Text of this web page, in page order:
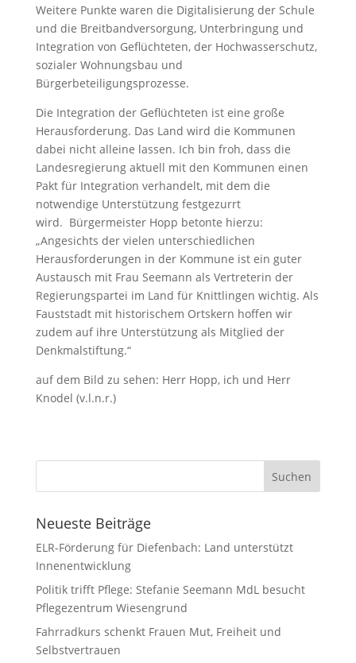
Weitere Punkte waren die Digitalisierung der Schule
und die Breitbandversorgung, Unterbringung und
Integration von Geflüchteten, der Hochwasserschutz,
sozialer Wohnungsbau und
Bürgerbeteiligungsprozesse.
Die Integration der Geflüchteten ist eine große
Herausforderung. Das Land wird die Kommunen
dabei nicht alleine lassen. Ich bin froh, dass die
Landesregierung aktuell mit den Kommunen einen
Pakt für Integration verhandelt, mit dem die
notwendige Unterstützung festgezurrt
wird. Bürgermeister Hopp betonte hierzu:
„Angesichts der vielen unterschiedlichen
Herausforderungen in der Kommune ist ein guter
Austausch mit Frau Seemann als Vertreterin der
Regierungspartei im Land für Knittlingen wichtig. Als
Fauststadt mit historischem Ortskern hoffen wir
zudem auf ihre Unterstützung als Mitglied der
Denkmalstiftung.“
auf dem Bild zu sehen: Herr Hopp, ich und Herr
Knodel (v.l.n.r.)
Neueste Beiträge
ELR-Förderung für Diefenbach: Land unterstützt
Innenentwicklung
Politik trifft Pflege: Stefanie Seemann MdL besucht
Pflegezentrum Wiesengrund
Fahrradkurs schenkt Frauen Mut, Freiheit und
Selbstvertrauen